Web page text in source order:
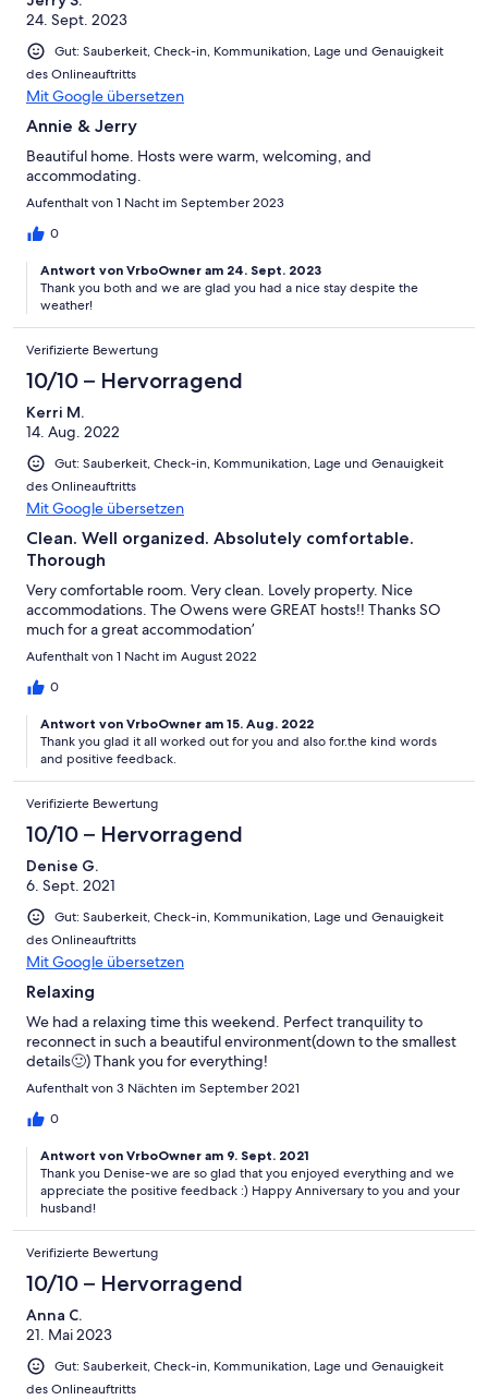
24. Sept. 2023
Gut: Sauberkeit, Check-in, Kommunikation, Lage und Genauigkeit
des Onlineauftritts
Mit Google übersetzen
Annie & Jerry
Beautiful home. Hosts were warm, welcoming, and
accommodating.
Aufenthalt von 1 Nacht im September 2023
0
Antwort von VrboOwner am 24. Sept. 2023
Thank you both and we are glad you had a nice stay despite the
weather!
Verifizierte Bewertung
10/10 – Hervorragend
Kerri M.
14. Aug. 2022
Gut: Sauberkeit, Check-in, Kommunikation, Lage und Genauigkeit
des Onlineauftritts
Mit Google übersetzen
Clean. Well organized. Absolutely comfortable.
Thorough
Very comfortable room. Very clean. Lovely property. Nice
accommodations. The Owens were GREAT hosts!! Thanks SO
much for a great accommodation’
Aufenthalt von 1 Nacht im August 2022
0
Antwort von VrboOwner am 15. Aug. 2022
Thank you glad it all worked out for you and also for.the kind words
and positive feedback.
Verifizierte Bewertung
10/10 – Hervorragend
Denise G.
6. Sept. 2021
Gut: Sauberkeit, Check-in, Kommunikation, Lage und Genauigkeit
des Onlineauftritts
Mit Google übersetzen
Relaxing
We had a relaxing time this weekend. Perfect tranquility to
reconnect in such a beautiful environment(down to the smallest
details🙂) Thank you for everything!
Aufenthalt von 3 Nächten im September 2021
0
Antwort von VrboOwner am 9. Sept. 2021
Thank you Denise-we are so glad that you enjoyed everything and we
appreciate the positive feedback :) Happy Anniversary to you and your
husband!
Verifizierte Bewertung
10/10 – Hervorragend
Anna C.
21. Mai 2023
Gut: Sauberkeit, Check-in, Kommunikation, Lage und Genauigkeit
des Onlineauftritts